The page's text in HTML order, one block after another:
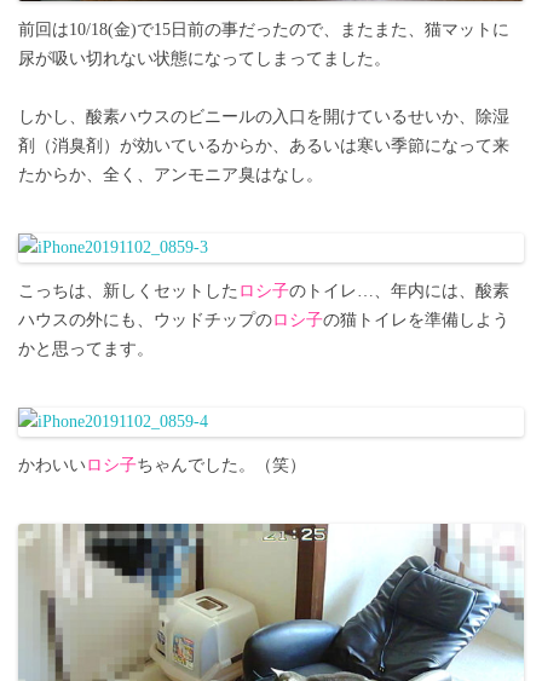
前回は10/18(金)で15日前の事だったので、またまた、猫マットに
尿が吸い切れない状態になってしまってました。
しかし、酸素ハウスのビニールの入口を開けているせいか、除湿
剤（消臭剤）が効いているからか、あるいは寒い季節になって来
たからか、全く、アンモニア臭はなし。
こっちは、新しくセットした ロシ子のトイレ…、年内には、酸素
ハウスの外にも、ウッドチップのロシ子の猫トイレを準備しよう
かと思ってます。
かわいいロシ子ちゃんでした。（笑）